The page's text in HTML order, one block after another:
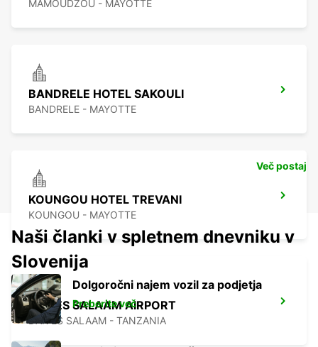
MAMOUDZOU - MAYOTTE
BANDRELE HOTEL SAKOULI
BANDRELE - MAYOTTE
KOUNGOU HOTEL TREVANI
KOUNGOU - MAYOTTE
DAR ES SALAAM AIRPORT
DAR ES SALAAM - TANZANIA
Več postaj
Naši članki v spletnem dnevniku v
Slovenija
Dolgoročni najem vozil za podjetja
Preberite več